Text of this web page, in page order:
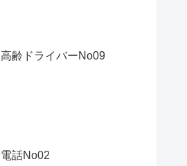
高齢ドライバーNo09
電話No02